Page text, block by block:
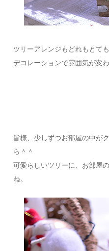
ツリーアレンジもどれもとて
デコレーションで雰囲気が変
皆様、少しずつお部屋の中が
ら＾＾
可愛らしいツリーに、お部屋
ね。